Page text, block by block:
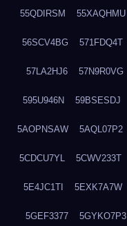
55QDIRSM 55XAQHMU
56SCV4BG 571FDQ4T
57LA2HJ6 57N9R0VG
595U946N 59BSESDJ
5AOPNSAW 5AQL07P2
5CDCU7YL 5CWV233T
5E4JC1TI 5EXK7A7W
5GEF3377 5GYKO7P3